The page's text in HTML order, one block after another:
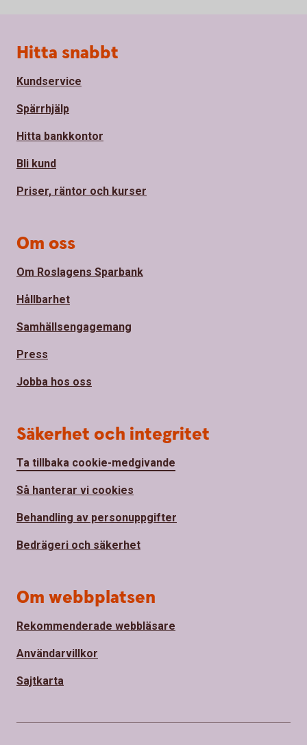
Sidfot
Hitta snabbt
Kundservice
Spärrhjälp
Hitta bankkontor
Bli kund
Priser, räntor och kurser
Om oss
Om Roslagens Sparbank
Hållbarhet
Samhällsengagemang
Press
Jobba hos oss
Säkerhet och integritet
Ta tillbaka cookie-medgivande
Så hanterar vi cookies
Behandling av personuppgifter
Bedrägeri och säkerhet
Om webbplatsen
Rekommenderade webbläsare
Användarvillkor
Sajtkarta